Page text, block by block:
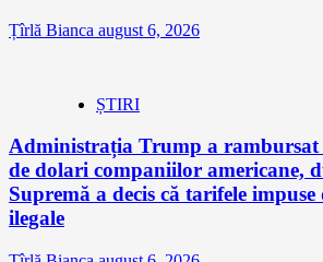
Țîrlă Bianca august 6, 2026
ȘTIRI
Administrația Trump a rambursat
de dolari companiilor americane,
Supremă a decis că tarifele
ilegale